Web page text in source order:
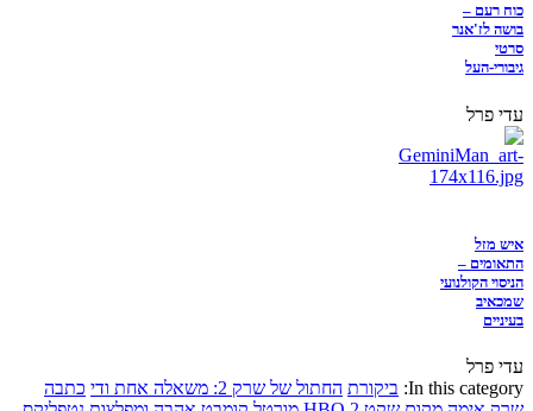
כוח רעם –
בושה לז'אנר
סרטי
גיבורי-העל
עדי פרל
איש מזל
התאומים –
הניסוי הקולנועי
שמכאיב
בעיניים
עדי פרל
In this category: ביקורת החתול של שרק 2: משאלה אחת ודי
כתבה